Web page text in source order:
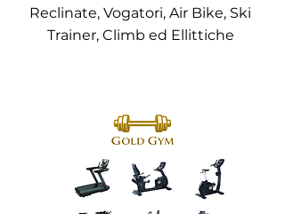
Reclinate, Vogatori, Air Bike, Ski
Trainer, Climb ed Ellittiche